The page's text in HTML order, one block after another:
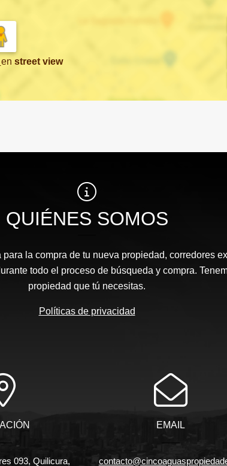
en street view
QUIÉNES SOMOS
la compra de tu nueva propiedad, corredores
todo el proceso de búsqueda y compra.
propiedad que tú necesitas.
Políticas de privacidad
093, Quilicura,
EMAIL